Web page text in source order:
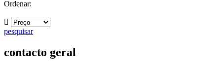
Ordenar:
pesquisar
contacto geral